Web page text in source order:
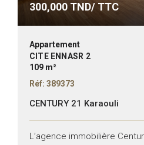
300,000 TND/ TTC
Appartement
CITE ENNASR 2
109 m²
Réf: 389373
CENTURY 21 Karaouli
L’agence immobilière